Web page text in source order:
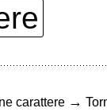
carattere →